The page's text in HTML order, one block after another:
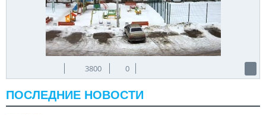
3800 0
ПОСЛЕДНИЕ НОВОСТИ